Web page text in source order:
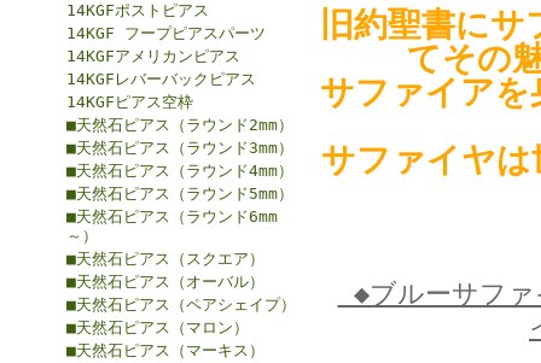
14KGFポストピアス
14KGF フープピアスパーツ
14KGFアメリカンピアス
14KGFレバーバックピアス
14KGFピアス空枠
■天然石ピアス（ラウンド2mm）
■天然石ピアス（ラウンド3mm）
■天然石ピアス（ラウンド4mm）
■天然石ピアス（ラウンド5mm）
■天然石ピアス（ラウンド6mm
～）
■天然石ピアス（スクエア）
■天然石ピアス（オーバル）
■天然石ピアス（ペアシェイプ）
■天然石ピアス（マロン）
■天然石ピアス（マーキス）
旧約聖書に
てその
サファイアを
サファイヤ
◆ブルーサフ